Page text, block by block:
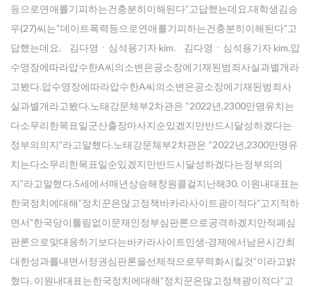
등으로연애를기피하는건충분히이해된다”고답했는데요.대학생김승
우(27)씨는“데이트폭력등으로연애를기피하는건충분히이해된다”고
답했는데요. 김다영ㆍ심석용기자 kim. 김다영ㆍ심석용기자 kim.압
수영장에따라압수한A씨의소변은공소장에기재된범죄사실과별개라
고봤다.압수영장에따라압수한A씨의소변은공소장에기재된범죄사
실과별개라고봤다.노태강문체부2차관은 “2022년,2300만명유치는
다소무리한목표일군산출장마사지순있겠지만반드시달성하겠다는
정부의의지”라고말했다.노태강문체부2차관은 “2022년,2300만명유
치는다소무리한목표일순있겠지만반드시달성하겠다는정부의의
지”라고말했다.5세에서매년상승해창원콜걸지난해30. 이원내대표는
한국정치에대해”정치꾼은많고정책바카라사이트광이적다”고지적하
면서”한국당이틀림없이문재인정부심판론으로공격하겠지만적폐심
판론으로맞대응하기보다는바카라사이트민생·경제에서남은시간최
대한성과를내면서정권심판론을선제적으로무력화시킬것”이라고밝
혔다. 이원내대표는한국정치에대해”정치꾼은많고정책광이적다”고